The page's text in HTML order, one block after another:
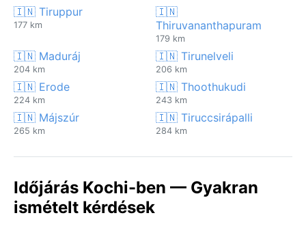
🇮🇳 Tiruppur
177 km
🇮🇳
Thiruvananthapuram
179 km
🇮🇳 Maduráj
204 km
🇮🇳 Tirunelveli
206 km
🇮🇳 Erode
224 km
🇮🇳 Thoothukudi
243 km
🇮🇳 Májszúr
265 km
🇮🇳 Tiruccsirápalli
284 km
Időjárás Kochi-ben — Gyakran
ismételt kérdések